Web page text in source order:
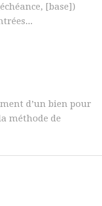
[base])
d’un bien pour
méthode de